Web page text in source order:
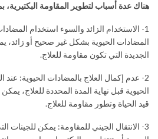
هناك عدة أسباب لتطوير المقاومة البكتيرية،
1- الاستخدام الزائد والسوء استخدام
المضادات الحيوية بشكل غير صحيح أو زائد،
الجديدة التي تكون مقاومة للعلاج.
2- عدم إكمال العلاج بالمضادات الحيوية:
الحيوية قبل نهاية المدة المحددة للعلاج،
قيد الحياة وتطور مقاومة للعلاج.
3- الانتقال الجيني للمقاومة: يمكن